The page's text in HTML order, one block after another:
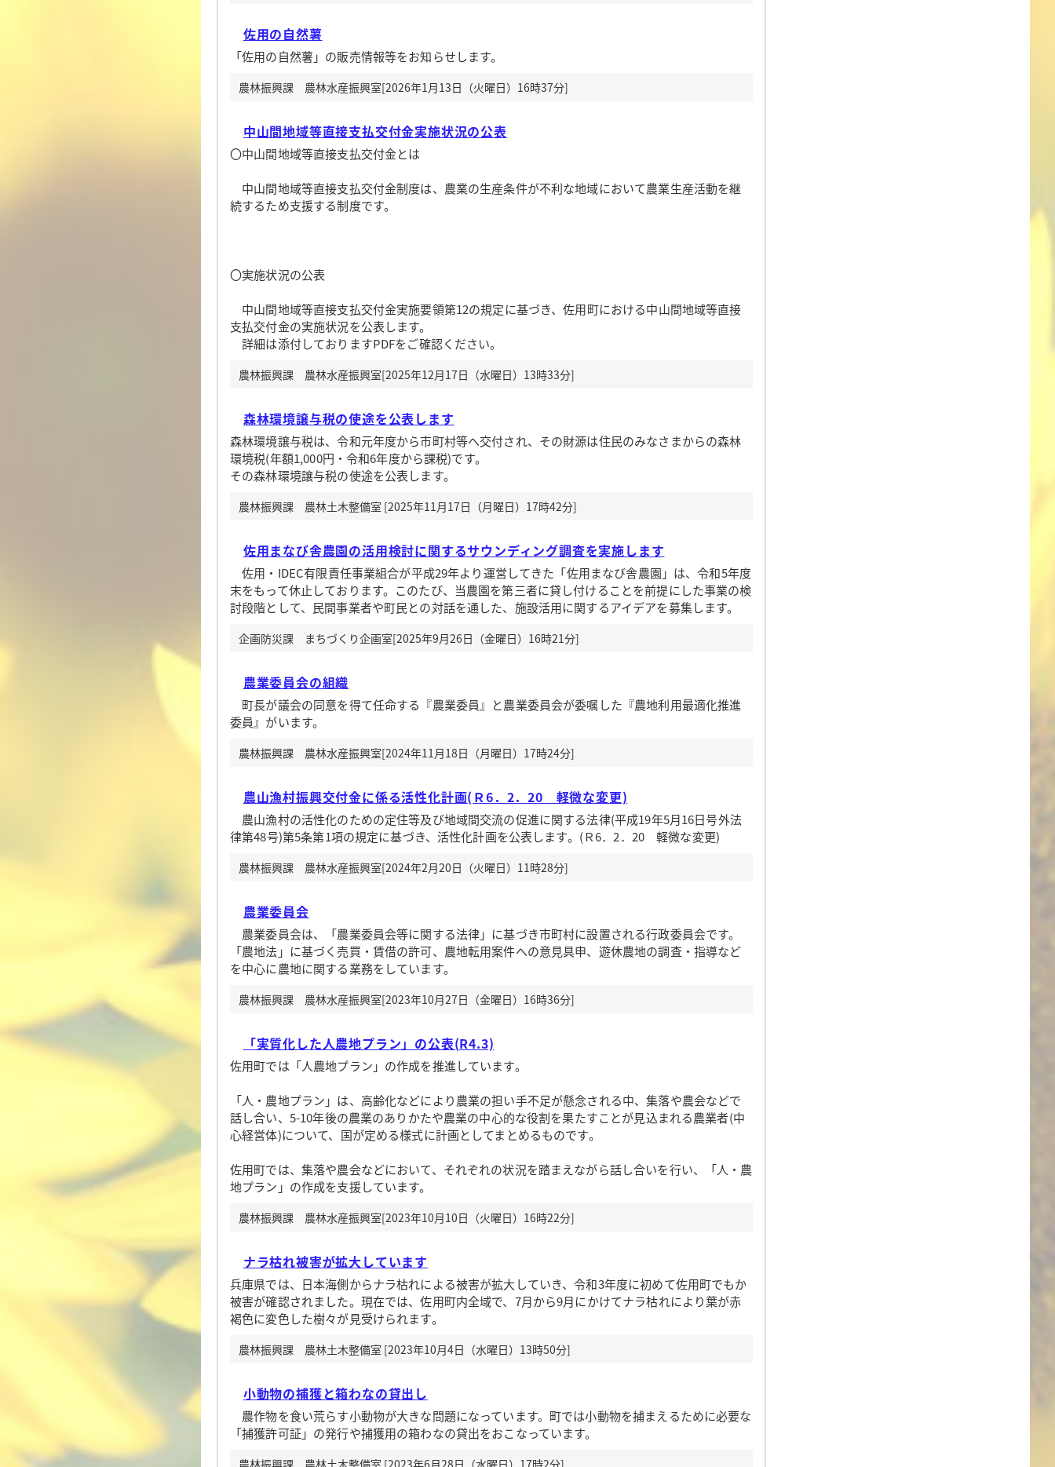
佐用の自然薯
「佐用の自然薯」の販売情報等をお知らせします。
農林振興課 農林水産振興室[2026年1月13日（火曜日）16時37分]
中山間地域等直接支払交付金実施状況の公表
〇中山間地域等直接支払交付金とは
中山間地域等直接支払交付金制度は、農業の生産条件が不利な地域において農業生産活動を継
続するため支援する制度です。
〇実施状況の公表
中山間地域等直接支払交付金実施要領第12の規定に基づき、佐用町における中山間地域等直接
支払交付金の実施状況を公表します。
詳細は添付しておりますPDFをご確認ください。
農林振興課 農林水産振興室[2025年12月17日（水曜日）13時33分]
森林環境譲与税の使途を公表します
森林環境譲与税は、令和元年度から市町村等へ交付され、その財源は住民のみなさまからの森林
環境税(年額1,000円・令和6年度から課税)です。
その森林環境譲与税の使途を公表します。
農林振興課 農林土木整備室 [2025年11月17日（月曜日）17時42分]
佐用まなび舎農園の活用検討に関するサウンディング調査を実施します
佐用・IDEC有限責任事業組合が平成29年より運営してきた「佐用まなび舎農園」は、令和5年度
末をもって休止しております。このたび、当農園を第三者に貸し付けることを前提にした事業の検
討段階として、民間事業者や町民との対話を通した、施設活用に関するアイデアを募集します。
企画防災課 まちづくり企画室[2025年9月26日（金曜日）16時21分]
農業委員会の組織
町長が議会の同意を得て任命する『農業委員』と農業委員会が委嘱した『農地利用最適化推進
委員』がいます。
農林振興課 農林水産振興室[2024年11月18日（月曜日）17時24分]
農山漁村振興交付金に係る活性化計画(Ｒ6．2．20 軽微な変更)
農山漁村の活性化のための定住等及び地域間交流の促進に関する法律(平成19年5月16日号外法
律第48号)第5条第1項の規定に基づき、活性化計画を公表します。(Ｒ6．2．20 軽微な変更)
農林振興課 農林水産振興室[2024年2月20日（火曜日）11時28分]
農業委員会
農業委員会は、「農業委員会等に関する法律」に基づき市町村に設置される行政委員会です。
「農地法」に基づく売買・賃借の許可、農地転用案件への意見具申、遊休農地の調査・指導など
を中心に農地に関する業務をしています。
農林振興課 農林水産振興室[2023年10月27日（金曜日）16時36分]
「実質化した人農地プラン」の公表(R4.3)
佐用町では「人農地プラン」の作成を推進しています。
「人・農地プラン」は、高齢化などにより農業の担い手不足が懸念される中、集落や農会などで
話し合い、5-10年後の農業のありかたや農業の中心的な役割を果たすことが見込まれる農業者(中
心経営体)について、国が定める様式に計画としてまとめるものです。
佐用町では、集落や農会などにおいて、それぞれの状況を踏まえながら話し合いを行い、「人・農
地プラン」の作成を支援しています。
農林振興課 農林水産振興室[2023年10月10日（火曜日）16時22分]
ナラ枯れ被害が拡大しています
兵庫県では、日本海側からナラ枯れによる被害が拡大していき、令和3年度に初めて佐用町でもか
被害が確認されました。現在では、佐用町内全域で、7月から9月にかけてナラ枯れにより葉が赤
褐色に変色した樹々が見受けられます。
農林振興課 農林土木整備室 [2023年10月4日（水曜日）13時50分]
小動物の捕獲と箱わなの貸出し
農作物を食い荒らす小動物が大きな問題になっています。町では小動物を捕まえるために必要な
「捕獲許可証」の発行や捕獲用の箱わなの貸出をおこなっています。
農林振興課 農林土木整備室 [2023年6月28日（水曜日）17時2分]